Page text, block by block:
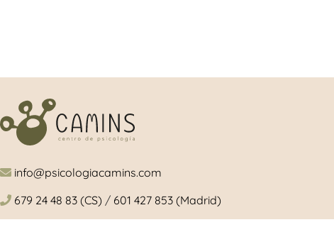
info@psicologiacamins.com
679 24 48 83 (CS) / 601 427 853 (Madrid)